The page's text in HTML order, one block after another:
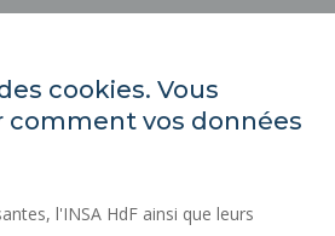
cookies. Vous
comment vos données
l'INSA HdF ainsi que leurs